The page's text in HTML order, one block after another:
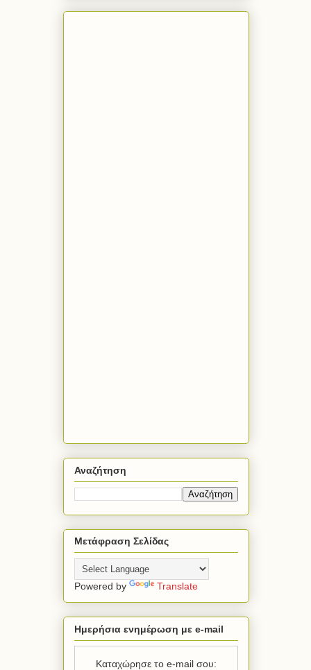
Αναζήτηση
Μετάφραση Σελίδας
Powered by Translate
Ημερήσια ενημέρωση με e-mail
Καταχώρησε το e-mail σου: